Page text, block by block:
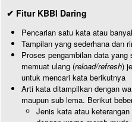
✔ Fitur KBBI Daring
Pencarian satu kata atau
Tampilan yang sederhana dan
Proses pengambilan data
memuat ulang (reload/refresh)
untuk mencari kata berikutnya
Arti kata ditampilkan dengan
maupun sub lema. Berikut
Jenis kata atau